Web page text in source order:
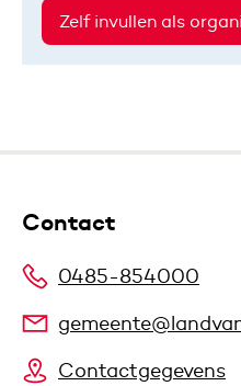
Contact
0485-854000
Contactgegevens